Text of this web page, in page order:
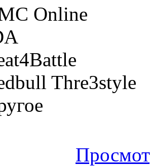
Online
Thre3style